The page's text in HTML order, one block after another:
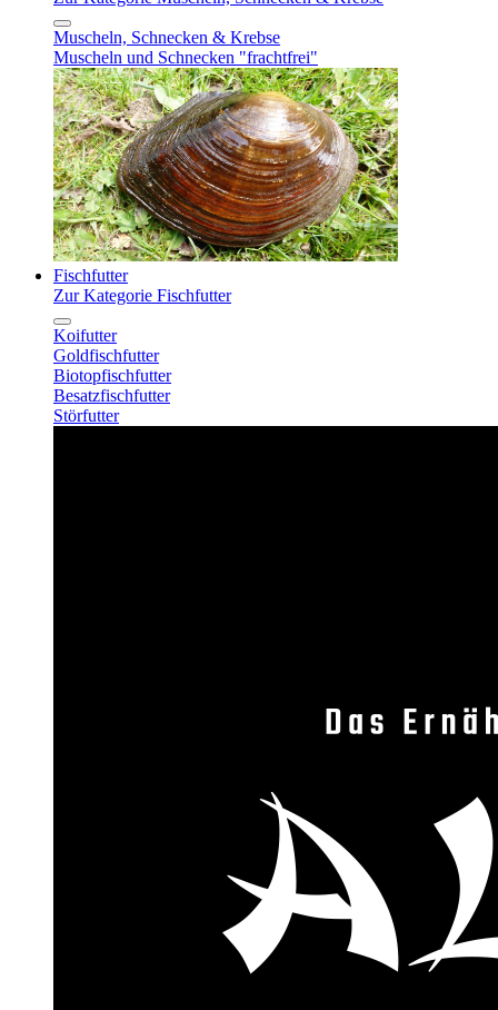
Muscheln, Schnecken & Krebse
Muscheln und Schnecken "frachtfrei"
Fischfutter
Zur Kategorie Fischfutter
Koifutter
Goldfischfutter
Biotopfischfutter
Besatzfischfutter
Störfutter